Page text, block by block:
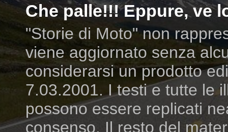
Che palle!!! Eppure, ve
"Storie di Moto" non
viene aggiornato senza
considerarsi un prodotto
7.03.2001. I testi e tutte le
possono essere replicati
consenso. Il resto del